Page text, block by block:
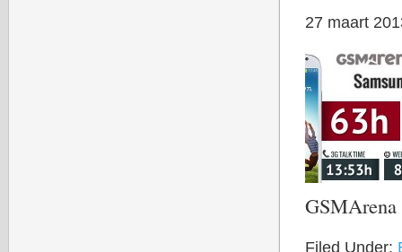
27 maart
Filed Under: